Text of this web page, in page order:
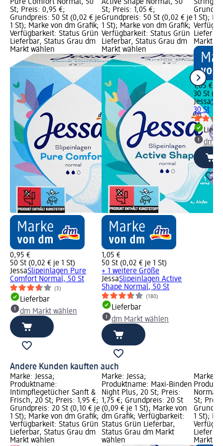
Pure Comfort Normal, 50
St; Preis: 0,95 €;
Grundpreis: 50 St (0,02 € je
1 St); Marke von dm Grafik;
Verfügbarkeit: Status Grün
Lieferbar, Status Grau dm
Markt wählen
0,95 €
50 St (0,02 € je 1 St)
JessaSlipeinlagen Pure
Comfort Normal, 50 St
(3)
Lieferbar
dm Markt wählen
Active Shape Normal, 50
St; Preis: 1,05 €;
Grundpreis: 50 St (0,02 € je
1 St); Marke von dm Grafik;
Verfügbarkeit: Status Grün
Lieferbar, Status Grau dm
Markt wählen
1,05 €
50 St (0,02 € je 1 St)
+ 1 weitere Größe
JessaSlipeinlagen Active
Shape Normal, 50 St
(180)
Lieferbar
dm Markt wählen
String,
1 St);
Markt
1,05 €
30 St
Jessa
30 St
dm
Andere Kunden kauften auch
Marke: Jessa;
Produktname:
Intimpflegetücher Sanft &
Frisch, 20 St; Preis: 1,95 €;
Grundpreis: 20 St (0,10 € je
1 St); Marke von dm Grafik;
Verfügbarkeit: Status Grün
Lieferbar, Status Grau dm
Markt wählen
Marke: Jessa;
Produktname: Maxi-Binden
Night Plus, 20 St; Preis:
1,75 €; Grundpreis: 20 St
(0,09 € je 1 St); Marke von
dm Grafik; Verfügbarkeit:
Status Grün Lieferbar,
Status Grau dm Markt
wählen
Marke:
Normal
St;
1 St);
Markt